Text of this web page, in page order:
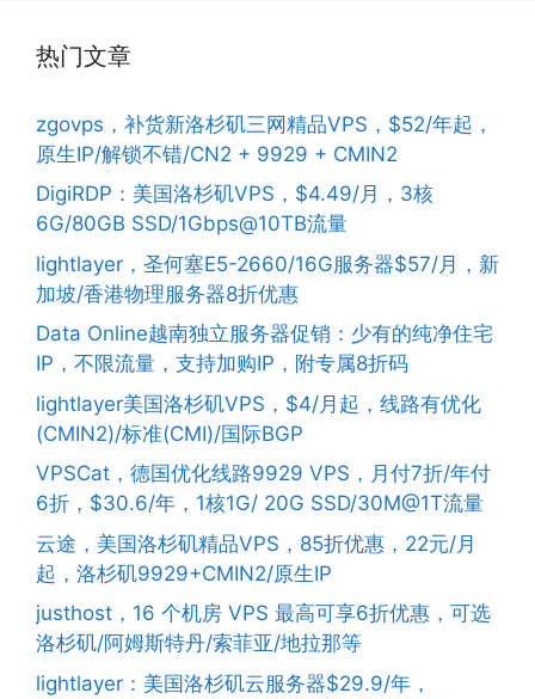
热门文章
zgovps，补货新洛杉矶三网精品VPS，$52/年起，
原生IP/解锁不错/CN2 + 9929 + CMIN2
DigiRDP：美国洛杉矶VPS，$4.49/月，3核
6G/80GB SSD/1Gbps@10TB流量
lightlayer，圣何塞E5-2660/16G服务器$57/月，新
加坡/香港物理服务器8折优惠
Data Online越南独立服务器促销：少有的纯净住宅
IP，不限流量，支持加购IP，附专属8折码
lightlayer美国洛杉矶VPS，$4/月起，线路有优化
(CMIN2)/标准(CMI)/国际BGP
VPSCat，德国优化线路9929 VPS，月付7折/年付
6折，$30.6/年，1核1G/ 20G SSD/30M@1T流量
云途，美国洛杉矶精品VPS，85折优惠，22元/月
起，洛杉矶9929+CMIN2/原生IP
justhost，16 个机房 VPS 最高可享6折优惠，可选
洛杉矶/阿姆斯特丹/索菲亚/地拉那等
lightlayer：美国洛杉矶云服务器$29.9/年，